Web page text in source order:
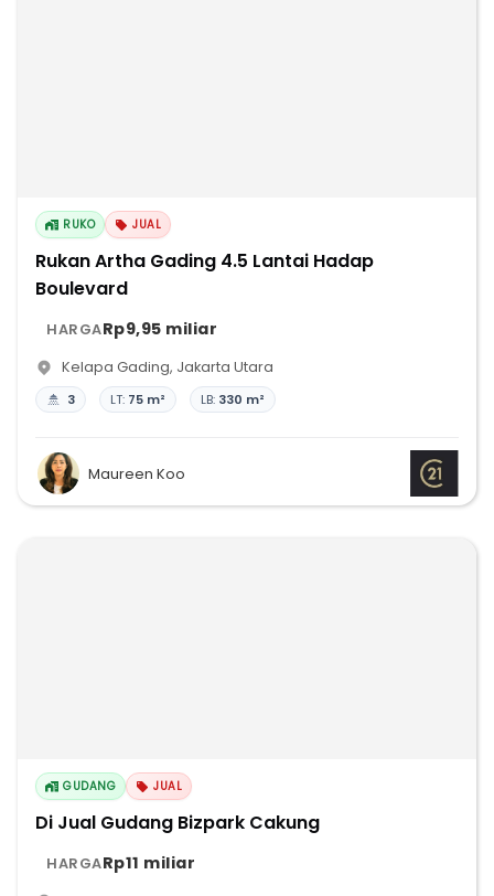
RUKO JUAL
Rukan Artha Gading 4.5 Lantai Hadap
Boulevard
HARGARp9,95 miliar
Kelapa Gading, Jakarta Utara
3 LT: 75 m² LB: 330 m²
Maureen Koo
GUDANG JUAL
Di Jual Gudang Bizpark Cakung
HARGARp11 miliar